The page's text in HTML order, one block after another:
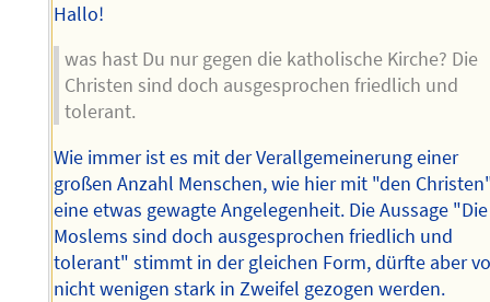
Hallo!
was hast Du nur gegen die katholische Kirche? Die
Christen sind doch ausgesprochen friedlich und
tolerant.
Wie immer ist es mit der Verallgemeinerung einer
großen Anzahl Menschen, wie hier mit "den
eine etwas gewagte Angelegenheit. Die Aussage "Die
Moslems sind doch ausgesprochen friedlich und
tolerant" stimmt in der gleichen Form, dürfte aber
nicht wenigen stark in Zweifel gezogen werden.